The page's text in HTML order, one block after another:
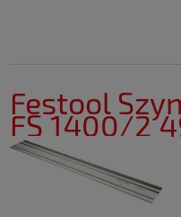
Festool
FS 1400/2